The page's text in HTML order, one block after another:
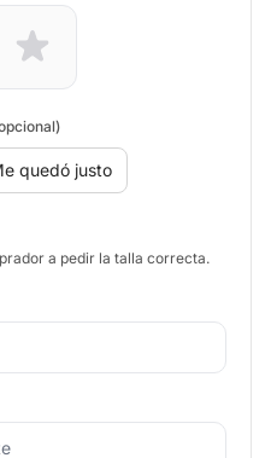
quedó justo
a pedir la talla correcta.